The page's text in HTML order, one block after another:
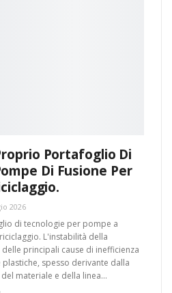
Portafoglio Di
Di Fusione Per
2026
di tecnologie per pompe a
L'instabilità della
principali cause di inefficienza
spesso derivante dalla
materiale e della linea…